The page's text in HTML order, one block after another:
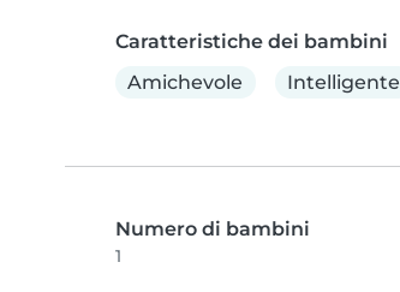
Caratteristiche dei bambini
Amichevole
Intelligente
Numero di bambini
1